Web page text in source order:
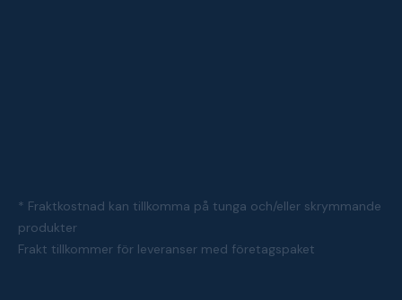
* Fraktkostnad kan tillkomma på tunga och/eller skrymmande
produkter
Frakt tillkommer för leveranser med företagspaket